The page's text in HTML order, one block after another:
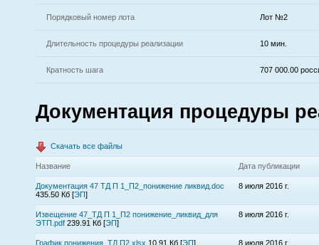
Порядковый номер лота Лот №2
Длительность процедуры реализации 10 мин.
Кратность шага 707 000.00
Документация процедуры
Скачать все файлы
Название Дата публикации
Документация 47 ТД П 1_П2_понижение ликвид.doc
435.50 Кб [ЭП]
8 июля 2016 г.
Извещение 47_ТД П 1_П2 понижение_ликвид_для
ЭТП.pdf 239.91 Кб [ЭП]
8 июля 2016 г.
График понижения_ТД П2.xlsx 10.91 Кб [ЭП] 8 июля 2016 г.